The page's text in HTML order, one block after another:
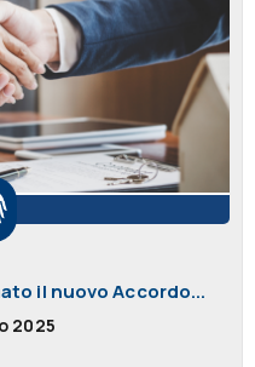
il nuovo Accordo...
2025